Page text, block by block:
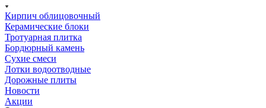
Кирпич облицовочный
Керамические блоки
Тротуарная плитка
Бордюрный камень
Сухие смеси
Лотки водоотводные
Дорожные плиты
Новости
Акции